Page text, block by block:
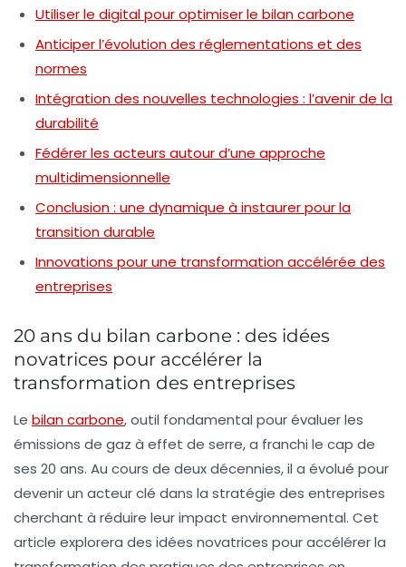
Utiliser le digital pour optimiser le bilan carbone
Anticiper l’évolution des réglementations et des
normes
Intégration des nouvelles technologies : l’avenir de la
durabilité
Fédérer les acteurs autour d’une approche
multidimensionnelle
Conclusion : une dynamique à instaurer pour la
transition durable
Innovations pour une transformation accélérée des
entreprises
20 ans du bilan carbone : des idées
novatrices pour accélérer la
transformation des entreprises
Le bilan carbone, outil fondamental pour évaluer les
émissions de gaz à effet de serre, a franchi le cap de
ses 20 ans. Au cours de deux décennies, il a évolué pour
devenir un acteur clé dans la stratégie des entreprises
cherchant à réduire leur impact environnemental. Cet
article explorera des idées novatrices pour accélérer la